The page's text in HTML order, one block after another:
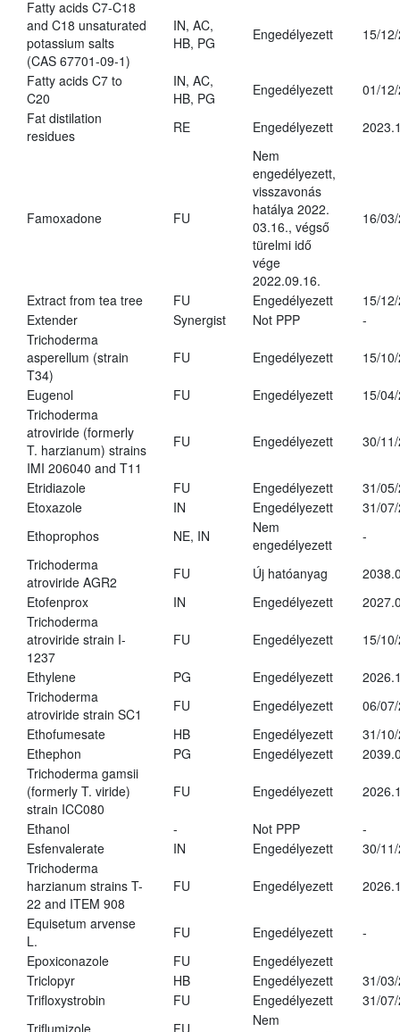
Fatty acids C7-C18
and C18 unsaturated
potassium salts
(CAS 67701-09-1)
IN, AC,
HB, PG
Engedélyezett 15/
Fatty acids C7 to
C20
IN, AC,
HB, PG
Engedélyezett
01/
Fat distilation
residues
RE Engedélyezett
Famoxadone FU
Nem
engedélyezett,
visszavonás
hatálya 2022.
03.16., végső
türelmi idő
vége
2022.09.16.
16/
Extract from tea tree FU Engedélyezett
15/
Extender
Synergist Not PPP
-
Trichoderma
asperellum (strain
T34)
FU Engedélyezett 15/
Eugenol FU Engedélyezett
15/
Trichoderma
atroviride (formerly
T. harzianum) strains
IMI 206040 and T11
FU Engedélyezett 30/
Etridiazole FU Engedélyezett
31/
Etoxazole
IN Engedélyezett
31/
Ethoprophos
NE, IN
Nem
engedélyezett
-
Trichoderma
atroviride AGR2
FU Új hatóanyag
Etofenprox
IN Engedélyezett
Trichoderma
atroviride strain I-
1237
FU Engedélyezett 15/
Ethylene PG Engedélyezett
Trichoderma
atroviride strain SC1
FU Engedélyezett
06/
Ethofumesate
HB Engedélyezett
31/
Ethephon
PG Engedélyezett
Trichoderma gamsii
(formerly T. viride)
strain ICC080
FU Engedélyezett
Ethanol - Not PPP
-
Esfenvalerate
IN Engedélyezett
30/
Trichoderma
harzianum strains T-
22 and ITEM 908
FU Engedélyezett
Equisetum arvense
L.
FU Engedélyezett
-
Epoxiconazole
FU
Engedélyezett
Triclopyr
HB Engedélyezett
31/
Trifloxystrobin
FU Engedélyezett
31/
Nem